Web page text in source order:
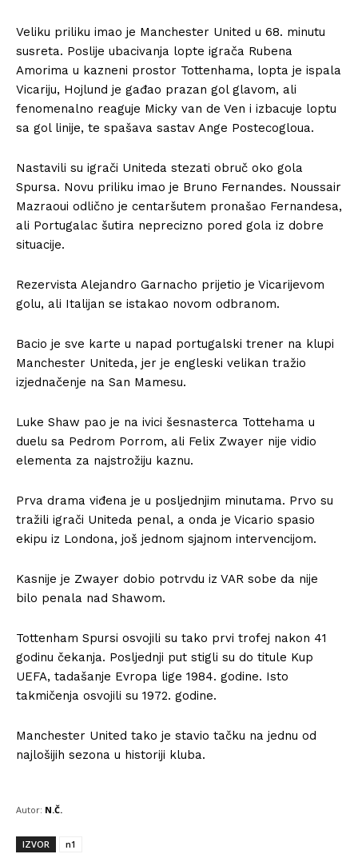
Veliku priliku imao je Manchester United u 68. minutu
susreta. Poslije ubacivanja lopte igrača Rubena
Amorima u kazneni prostor Tottenhama, lopta je ispala
Vicariju, Hojlund je gađao prazan gol glavom, ali
fenomenalno reaguje Micky van de Ven i izbacuje loptu
sa gol linije, te spašava sastav Ange Postecogloua.
Nastavili su igrači Uniteda stezati obruč oko gola
Spursa. Novu priliku imao je Bruno Fernandes. Noussair
Mazraoui odlično je centaršutem pronašao Fernandesa,
ali Portugalac šutira neprecizno pored gola iz dobre
situacije.
Rezervista Alejandro Garnacho prijetio je Vicarijevom
golu, ali Italijan se istakao novom odbranom.
Bacio je sve karte u napad portugalski trener na klupi
Manchester Uniteda, jer je engleski velikan tražio
izjednačenje na San Mamesu.
Luke Shaw pao je na ivici šesnasterca Tottehama u
duelu sa Pedrom Porrom, ali Felix Zwayer nije vidio
elementa za najstrožiju kaznu.
Prva drama viđena je u posljednjim minutama. Prvo su
tražili igrači Uniteda penal, a onda je Vicario spasio
ekipu iz Londona, još jednom sjajnom intervencijom.
Kasnije je Zwayer dobio potrvdu iz VAR sobe da nije
bilo penala nad Shawom.
Tottenham Spursi osvojili su tako prvi trofej nakon 41
godinu čekanja. Posljednji put stigli su do titule Kup
UEFA, tadašanje Evropa lige 1984. godine. Isto
takmičenja osvojili su 1972. godine.
Manchester United tako je stavio tačku na jednu od
najlošijih sezona u historiji kluba.
Autor: N.Č.
IZVOR n1